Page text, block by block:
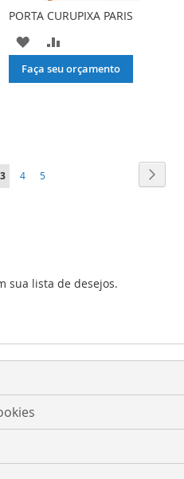
PORTA CURUPIXA PARIS
ADICIONAR
À
PARA
Faça seu orçamento
Página
Você
3 Página
4 Página
5
sua lista de desejos.